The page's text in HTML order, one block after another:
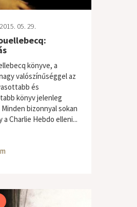
05. 29.
könyve, a
valószínűséggel az
és
könyv jelenleg
bizonnyal sokan
a Charlie Hebdo elleni...